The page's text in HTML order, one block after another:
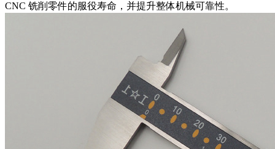
CNC 铣削零件的服役寿命，并提升整体机械可靠性。